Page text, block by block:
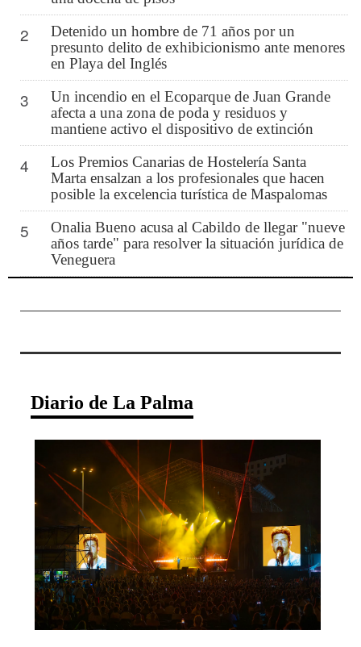
2
Detenido un hombre de 71 años por un
presunto delito de exhibicionismo ante menores
en Playa del Inglés
3
Un incendio en el Ecoparque de Juan Grande
afecta a una zona de poda y residuos y
mantiene activo el dispositivo de extinción
4
Los Premios Canarias de Hostelería Santa
Marta ensalzan a los profesionales que hacen
posible la excelencia turística de Maspalomas
5
Onalia Bueno acusa al Cabildo de llegar "nueve
años tarde" para resolver la situación jurídica de
Veneguera
Diario de La Palma